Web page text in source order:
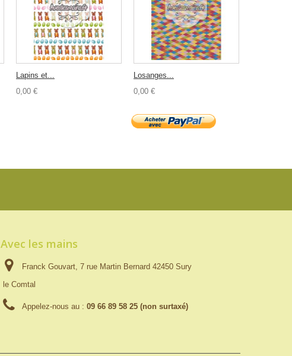
Lapins et...
0,00 €
Losanges...
0,00 €
Avec les mains
Franck Gouvart, 7 rue Martin Bernard 42450 Sury
le Comtal
Appelez-nous au : 09 66 89 58 25 (non surtaxé)